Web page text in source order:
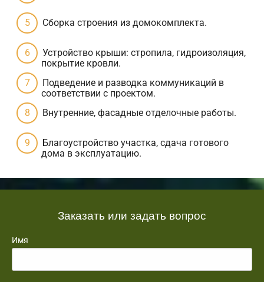
Сборка строения из домокомплекта.
Устройство крыши: стропила, гидроизоляция,
покрытие кровли.
Подведение и разводка коммуникаций в
соответствии с проектом.
Внутренние, фасадные отделочные работы.
Благоустройство участка, сдача готового
дома в эксплуатацию.
Заказать или задать вопрос
Имя